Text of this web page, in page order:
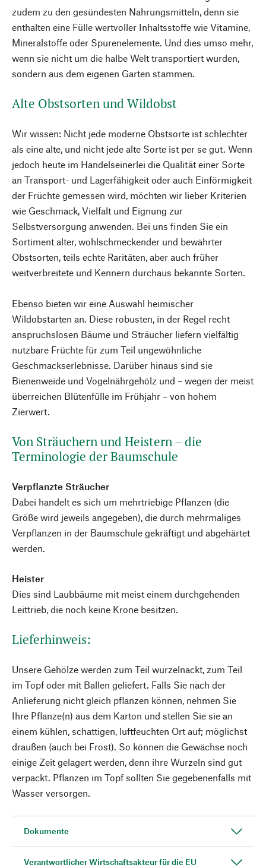
zudem zu den gesündesten Nahrungsmitteln, denn sie
enthalten eine Fülle wertvoller Inhaltsstoffe wie Vitamine,
Mineralstoffe oder Spurenelemente. Und dies umso mehr,
wenn sie nicht um die halbe Welt transportiert wurden,
sondern aus dem eigenen Garten stammen.
Alte Obstsorten und Wildobst
Wir wissen: Nicht jede moderne Obstsorte ist schlechter
als eine alte, und nicht jede alte Sorte ist per se gut. Wenn
jedoch heute im Handelseinerlei die Qualität einer Sorte
an Transport- und Lagerfähigkeit oder auch Einförmigkeit
der Früchte gemessen wird, möchten wir lieber Kriterien
wie Geschmack, Vielfalt und Eignung zur
Selbstversorgung anwenden. Bei uns finden Sie ein
Sortiment alter, wohlschmeckender und bewährter
Obstsorten, teils echte Raritäten, aber auch früher
weitverbreitete und Kennern durchaus bekannte Sorten.
Ebenso bieten wir eine Auswahl heimischer
Wildobstarten an. Diese robusten, in der Regel recht
anspruchslosen Bäume und Sträucher liefern vielfältig
nutzbare Früchte für zum Teil ungewöhnliche
Geschmackserlebnisse. Darüber hinaus sind sie
Bienenweide und Vogelnährgehölz und – wegen der meist
überreichen Blütenfülle im Frühjahr – von hohem
Zierwert.
Von Sträuchern und Heistern – die
Terminologie der Baumschule
Verpflanzte Sträucher
Dabei handelt es sich um mehrtriebige Pflanzen (die
Größe wird jeweils angegeben), die durch mehrmaliges
Verpflanzen in der Baumschule gekräftigt und abgehärtet
werden.
Heister
Dies sind Laubbäume mit meist einem durchgehenden
Leittrieb, die noch keine Krone besitzen.
Lieferhinweis:
Unsere Gehölze werden zum Teil wurzelnackt, zum Teil
im Topf oder mit Ballen geliefert. Falls Sie nach der
Anlieferung nicht gleich pflanzen können, nehmen Sie
Ihre Pflanze(n) aus dem Karton und stellen Sie sie an
einem kühlen, schattigen, luftfeuchten Ort auf; möglichst
draußen (auch bei Frost). So können die Gewächse noch
einige Zeit gelagert werden, denn ihre Wurzeln sind gut
verpackt. Pflanzen im Topf sollten Sie gegebenenfalls mit
Wasser versorgen.
Dokumente
Verantwortlicher Wirtschaftsakteur für die EU